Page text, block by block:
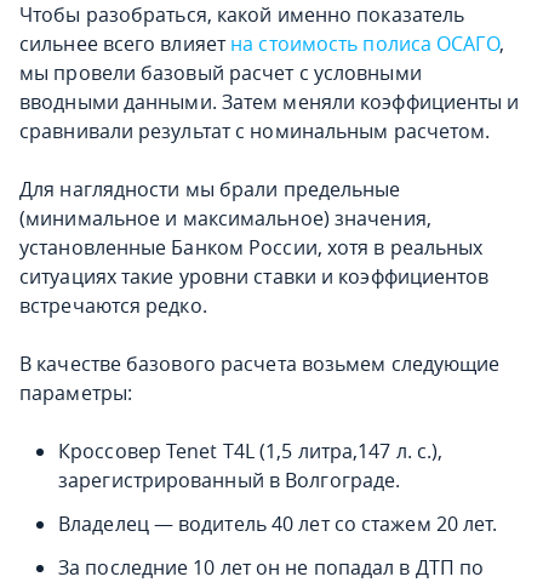
Чтобы разобраться, какой именно показатель
сильнее всего влияетна стоимость полиса ОСАГО,
мы провели базовый расчет с условными
вводными данными. Затем меняли коэффициенты и
сравнивали результат с номинальным расчетом.
Для наглядности мы брали предельные
(минимальное и максимальное) значения,
установленные Банком России, хотя в реальных
ситуациях такие уровни ставки и коэффициентов
встречаются редко.
В качестве базового расчета возьмем следующие
параметры:
Кроссовер Tenet T4L (1,5 литра,147 л. с.),
зарегистрированный в Волгограде.
Владелец — водитель 40 лет со стажем 20 лет.
За последние 10 лет он не попадал в ДТП по